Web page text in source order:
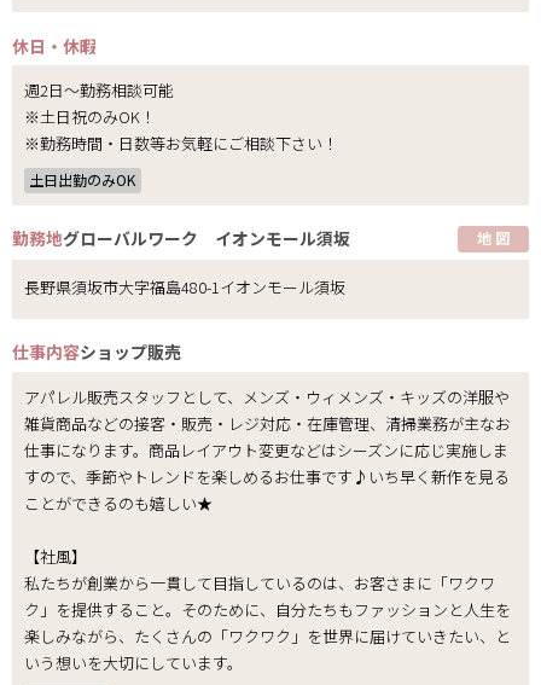
休日・休暇
週2日～勤務相談可能
※土日祝のみOK！
※勤務時間・日数等お気軽にご相談下さい！
土日出勤のみOK
勤務地グローバルワーク イオンモール須坂 地 図
長野県須坂市大字福島480-1イオンモール須坂
仕事内容ショップ販売
アパレル販売スタッフとして、メンズ・ウィメンズ・キッズの洋服や
雑貨商品などの接客・販売・レジ対応・在庫管理、清掃業務が主なお
仕事になります。商品レイアウト変更などはシーズンに応じ実施しま
すので、季節やトレンドを楽しめるお仕事です♪いち早く新作を見る
ことができるのも嬉しい★
【社風】
私たちが創業から一貫して目指しているのは、お客さまに「ワクワ
ク」を提供すること。そのために、自分たちもファッションと人生を
楽しみながら、たくさんの「ワクワク」を世界に届けていきたい、と
いう想いを大切にしています。